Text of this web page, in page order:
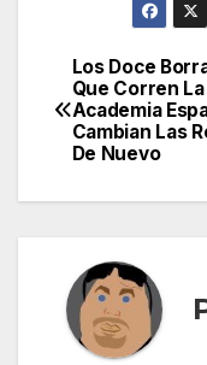
de
Los Doce
Que Corren La
Academia
Cambian Las
De Nuevo